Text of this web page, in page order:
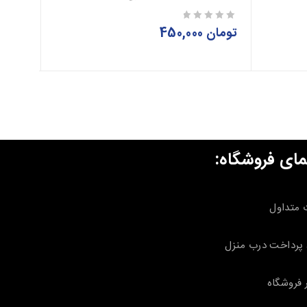
تومان
فروشگاه:
متداول
پرداخت درب منزل
فروشگاه